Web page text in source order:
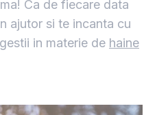
Ca de fiecare data
ajutor si te incanta cu
in materie de haine